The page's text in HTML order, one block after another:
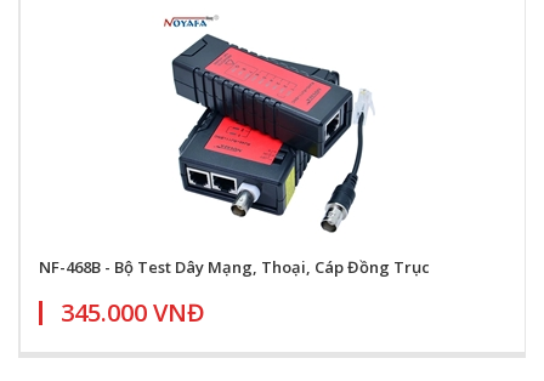
NF-468B - Bộ Test Dây Mạng, Thoại, Cáp Đồng Trục
345.000 VNĐ